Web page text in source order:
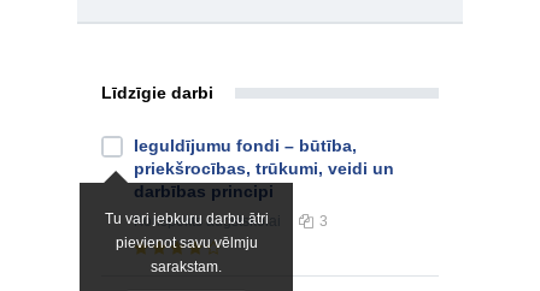
Līdzīgie darbi
Tu vari jebkuru darbu ātri
pievienot savu vēlmju
sarakstam.
Ieguldījumu fondi – būtība,
priekšrocības, trūkumi, veidi un
darbības principi
Konspekts augstskolai 3